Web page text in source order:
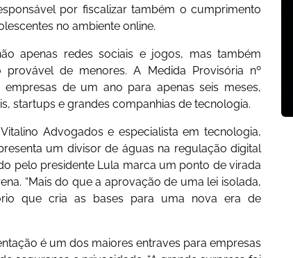
por fiscalizar também o cumprimento
no ambiente online.
apenas redes sociais e jogos, mas também
de menores. A Medida Provisória nº
de um ano para apenas seis meses,
startups e grandes companhias de tecnologia.
Advogados e especialista em tecnologia,
um divisor de águas na regulação digital
pelo presidente Lula marca um ponto de virada
“Mais do que a aprovação de uma lei isolada,
que cria as bases para uma nova era de
é um dos maiores entraves para empresas